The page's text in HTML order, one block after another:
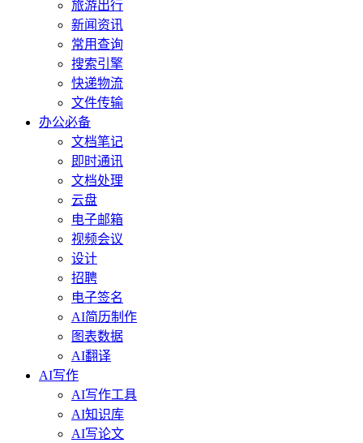
旅游出行
新闻资讯
常用查询
搜索引擎
快递物流
文件传输
办公必备
文档笔记
即时通讯
文档处理
云盘
电子邮箱
视频会议
设计
招聘
电子签名
AI简历制作
图表数据
AI翻译
AI写作
AI写作工具
AI知识库
AI写论文